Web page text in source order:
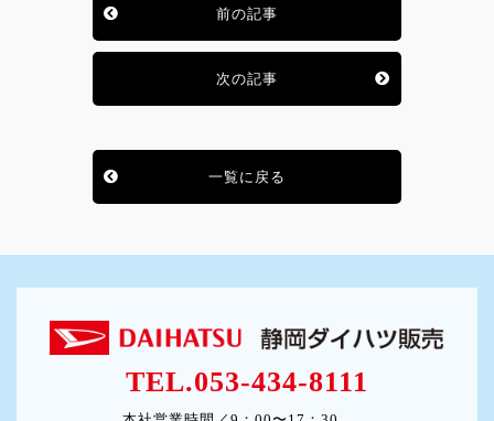
前の記事
次の記事
一覧に戻る
TEL.053-434-8111